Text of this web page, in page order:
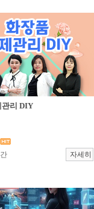
관리 DIY